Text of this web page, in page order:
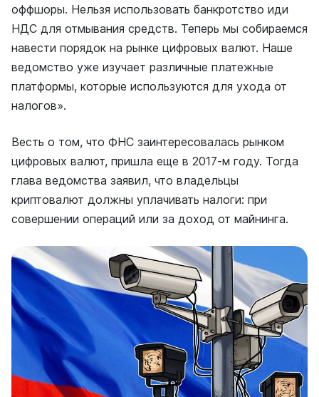
оффшоры. Нельзя использовать банкротство иди
НДС для отмывания средств. Теперь мы собираемся
навести порядок на рынке цифровых валют. Наше
ведомство уже изучает различные платежные
платформы, которые используются для ухода от
налогов».
Весть о том, что ФНС заинтересовалась рынком
цифровых валют, пришла еще в 2017-м году. Тогда
глава ведомства заявил, что владельцы
криптовалют должны уплачивать налоги: при
совершении операций или за доход от майнинга.